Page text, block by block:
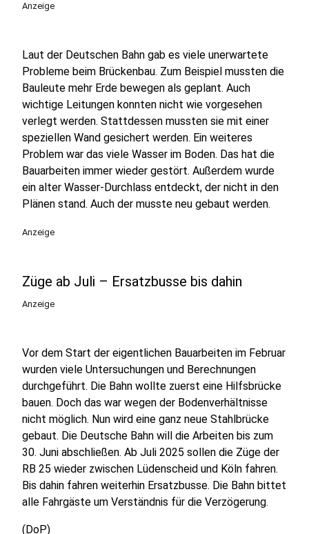
Anzeige
Laut der Deutschen Bahn gab es viele unerwartete
Probleme beim Brückenbau. Zum Beispiel mussten die
Bauleute mehr Erde bewegen als geplant. Auch
wichtige Leitungen konnten nicht wie vorgesehen
verlegt werden. Stattdessen mussten sie mit einer
speziellen Wand gesichert werden. Ein weiteres
Problem war das viele Wasser im Boden. Das hat die
Bauarbeiten immer wieder gestört. Außerdem wurde
ein alter Wasser-Durchlass entdeckt, der nicht in den
Plänen stand. Auch der musste neu gebaut werden.
Anzeige
Züge ab Juli – Ersatzbusse bis dahin
Anzeige
Vor dem Start der eigentlichen Bauarbeiten im Februar
wurden viele Untersuchungen und Berechnungen
durchgeführt. Die Bahn wollte zuerst eine Hilfsbrücke
bauen. Doch das war wegen der Bodenverhältnisse
nicht möglich. Nun wird eine ganz neue Stahlbrücke
gebaut. Die Deutsche Bahn will die Arbeiten bis zum
30. Juni abschließen. Ab Juli 2025 sollen die Züge der
RB 25 wieder zwischen Lüdenscheid und Köln fahren.
Bis dahin fahren weiterhin Ersatzbusse. Die Bahn bittet
alle Fahrgäste um Verständnis für die Verzögerung.
(DoP)